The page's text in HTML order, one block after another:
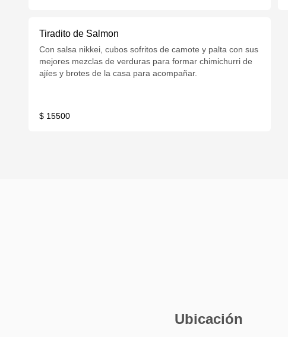
Tiradito de Salmon
Con salsa nikkei, cubos sofritos de camote y palta con sus
mejores mezclas de verduras para formar chimichurri de
ajíes y brotes de la casa para acompañar.
$ 15500
Ubicación